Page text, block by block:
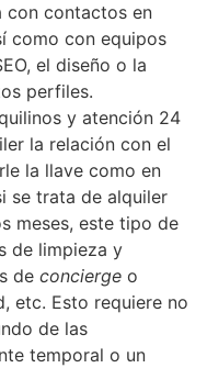
con contactos en
como con equipos
el diseño o la
perfiles.
y atención 24
la relación con el
la llave como en
se trata de alquiler
meses, este tipo de
de limpieza y
de concierge o
etc. Esto requiere no
de las
temporal o un